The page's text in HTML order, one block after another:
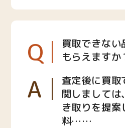
Q
買取できな
もらえますか
A
査定後に買取
関しましては
き取りを提案
料……